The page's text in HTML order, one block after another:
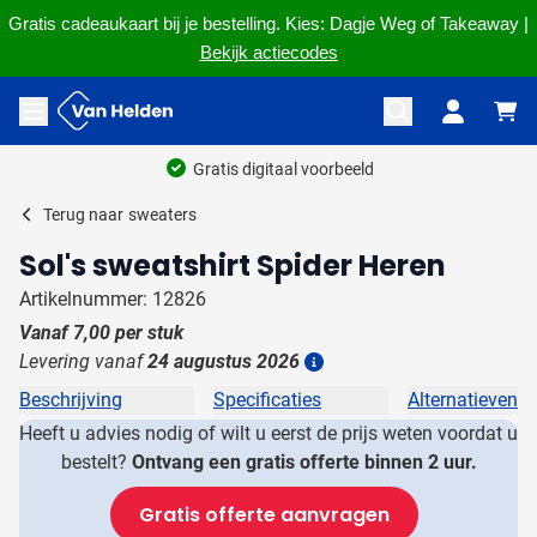
Gratis cadeaukaart bij je bestelling. Kies: Dagje Weg of Takeaway |
Bekijk actiecodes
Ga naar de inhoud
Menu openen
Gratis digitaal voorbeeld
Terug naar sweaters
Sol's sweatshirt Spider Heren
Artikelnummer: 12826
Vanaf 7,00 per stuk
Levering vanaf24 augustus 2026
Beschrijving Specificaties
Alternatieven
Heeft u advies nodig of wilt u eerst de prijs weten voordat u
bestelt? Ontvang een gratis offerte binnen 2 uur.
Gratis offerte aanvragen